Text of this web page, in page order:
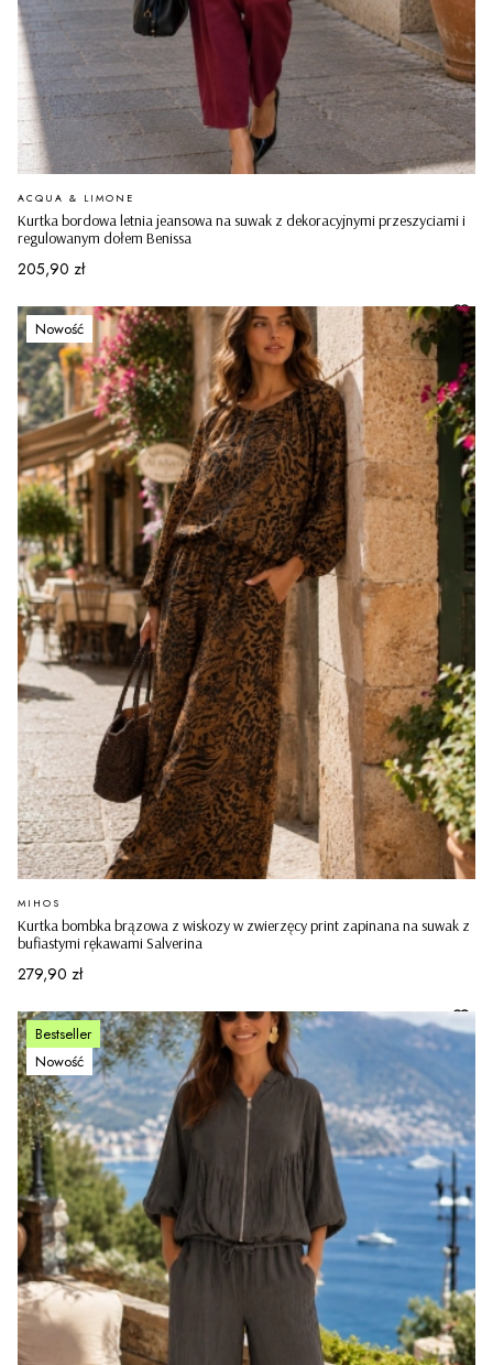
Kurtka bordowa letnia jeansowa na suwak z dekoracyjnymi przeszyciami i
regulowanym dołem Benissa
PRODUCENT
ACQUA & LIMONE
Cena
205,90 zł
Nowość
Kurtka bombka brązowa z wiskozy w zwierzęcy print zapinana na suwak z
bufiastymi rękawami Salverina
PRODUCENT
MIHOS
Cena
279,90 zł
Bestseller
Nowość